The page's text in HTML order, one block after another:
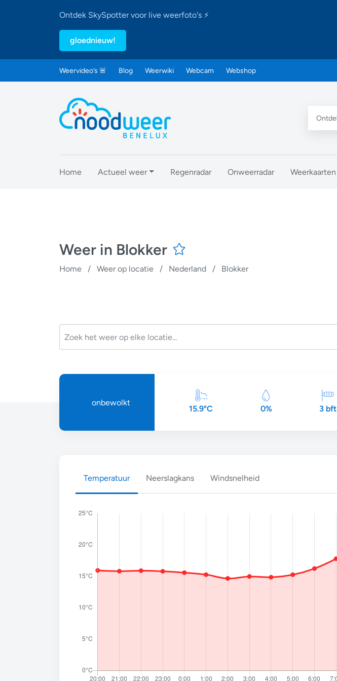
Ontdek SkySpotter voor live weerfoto's ⚡
gloednieuw!
Weervideo’s 🚨 Blog Weerwiki Webcam Webshop
Home Actueel weer Regenradar Onweerradar Weerkaarten
Weer in Blokker
Home / Weer op locatie / Nederland / Blokker
onbewolkt
15.9°C 0% 3 bft
Temperatuur Neerslagkans Windsnelheid